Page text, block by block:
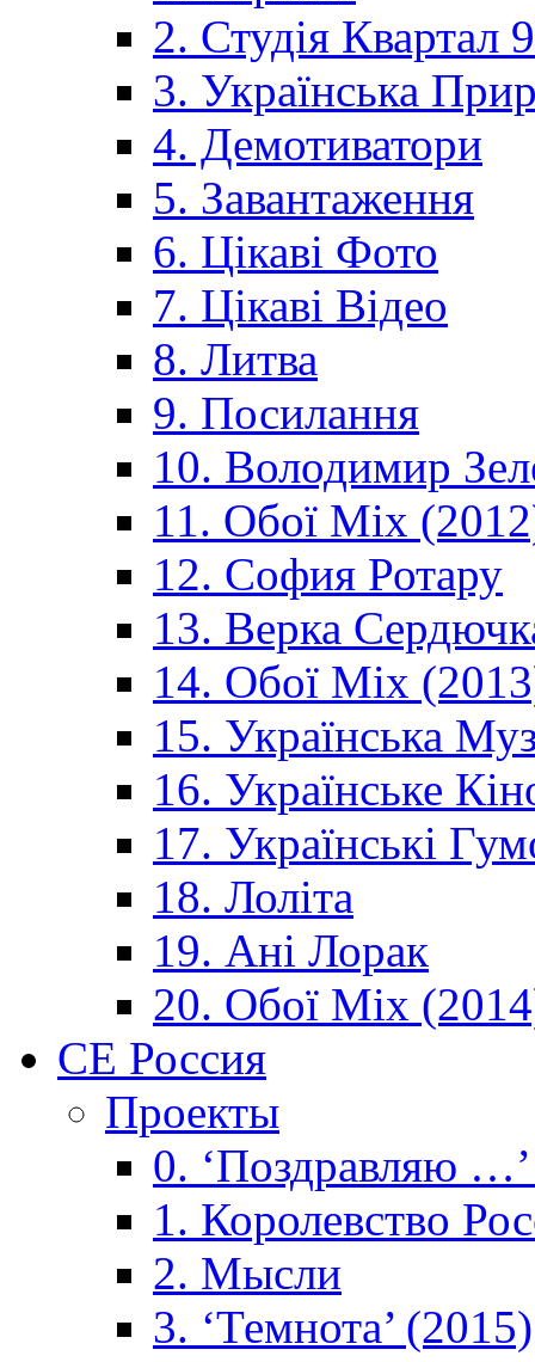
2. Студія Квартал
3. Українська
4. Демотиватори
5. Завантаження
6. Цікаві Фото
7. Цікаві Відео
8. Литва
9. Посилання
10. Володимир
11. Обої Mix
12. София Ротару
13. Верка
14. Обої Mix
15. Українська
16. Українське
17. Українські
18. Лоліта
19. Ані Лорак
20. Обої Mix
CE Россия
Проекты
0. ‘Поздравляю
1. Королевствo
2. Мысли
3. ‘Темнота’ (2015)